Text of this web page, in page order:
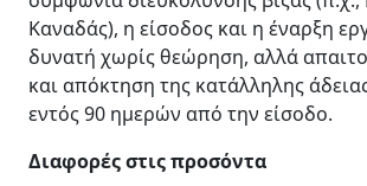
Καναδάς), η είσοδος και η έναρξη
δυνατή χωρίς θεώρηση, αλλά
και απόκτηση της κατάλληλης
εντός 90 ημερών από την είσοδο.
Διαφορές στις προσόντα